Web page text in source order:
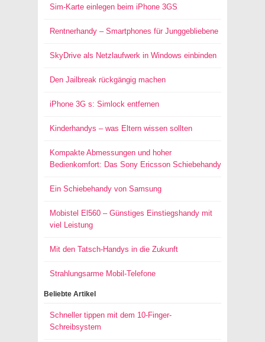
Sim-Karte einlegen beim iPhone 3GS
Rentnerhandy – Smartphones für Junggebliebene
SkyDrive als Netzlaufwerk in Windows einbinden
Den Jailbreak rückgängig machen
iPhone 3G s: Simlock entfernen
Kinderhandys – was Eltern wissen sollten
Kompakte Abmessungen und hoher
Bedienkomfort: Das Sony Ericsson Schiebehandy
Ein Schiebehandy von Samsung
Mobistel El560 – Günstiges Einstiegshandy mit
viel Leistung
Mit den Tatsch-Handys in die Zukunft
Strahlungsarme Mobil-Telefone
Beliebte Artikel
Schneller tippen mit dem 10-Finger-
Schreibsystem